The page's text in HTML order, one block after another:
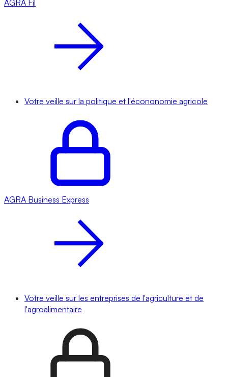
AGRA Fil
Votre veille sur la politique et l'écononomie agricole
AGRA Business Express
Votre veille sur les entreprises de l'agriculture et de
l'agroalimentaire